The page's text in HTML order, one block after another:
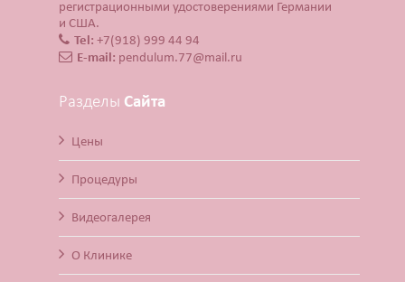
регистрационными удостоверениями Германии
и США.
Tel: +7(918) 999 44 94
E-mail: pendulum.77@mail.ru
Разделы Сайта
Цены
Процедуры
Видеогалерея
О Клинике